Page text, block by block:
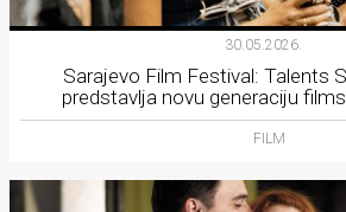
30.05.2026.
Sarajevo Film Festival: Talents
predstavlja novu generaciju
FILM